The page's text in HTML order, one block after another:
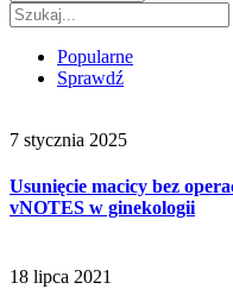
Popularne
Sprawdź
7 stycznia 2025
Usunięcie macicy bez
vNOTES w ginekologii
18 lipca 2021